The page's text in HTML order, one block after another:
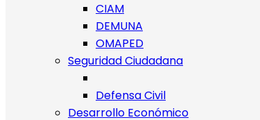
CIAM
DEMUNA
OMAPED
Seguridad Ciudadana
Defensa Civil
Desarrollo Económico